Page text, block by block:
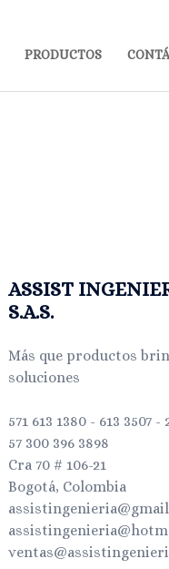
PRODUCTOS
ASSIST
S.A.S.
Más que productos
soluciones
571 613 1380 - 613 3507 -
57 300 396 3898
Cra 70 # 106-21
Bogotá, Colombia